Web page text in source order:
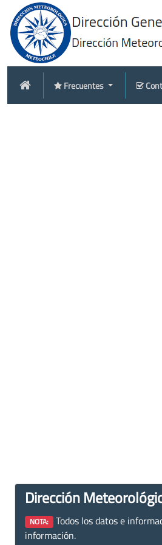
Frecuentes
Dirección
NOTA: Todos los datos e
información.